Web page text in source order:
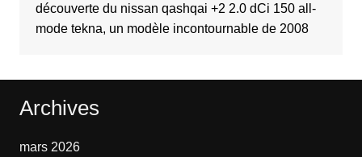
découverte du nissan qashqai +2 2.0 dCi 150 all-
mode tekna, un modèle incontournable de 2008
Archives
mars 2026